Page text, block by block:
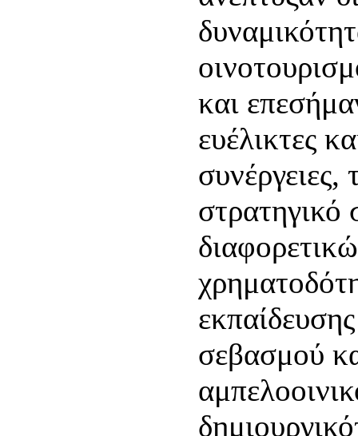
και
ευέλικτες
συνέργειες,
στρατηγικό
σεβασμού